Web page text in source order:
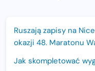
Ruszają zapisy na
okazji 48. Maratonu
Jak skompletować